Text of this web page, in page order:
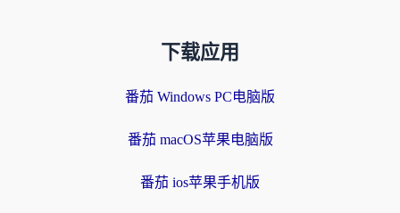
下载应用
番茄 Windows PC电脑版
番茄 macOS苹果电脑版
番茄 ios苹果手机版